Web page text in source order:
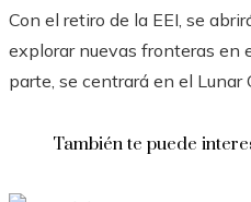
Con el retiro de la EEI, se
explorar nuevas fronteras en
parte, se centrará en el
También te puede